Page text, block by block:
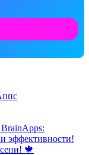
эффективности!
🍁